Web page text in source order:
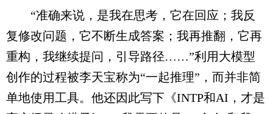
“准确来说，是我在思考，它在回应；我反
复修改问题，它不断生成答案；我再推翻，它再
重构，我继续提问，引导路径……”利用大模型
创作的过程被李天宝称为“一起推理”，而并非简
单地使用工具。他还因此写下《INTP和AI，才是